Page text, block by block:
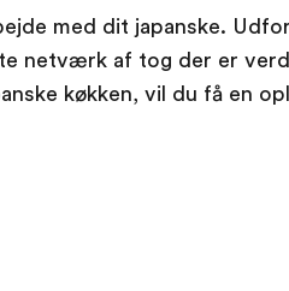
med dit japanske.
netværk af tog der er
køkken, vil du få en